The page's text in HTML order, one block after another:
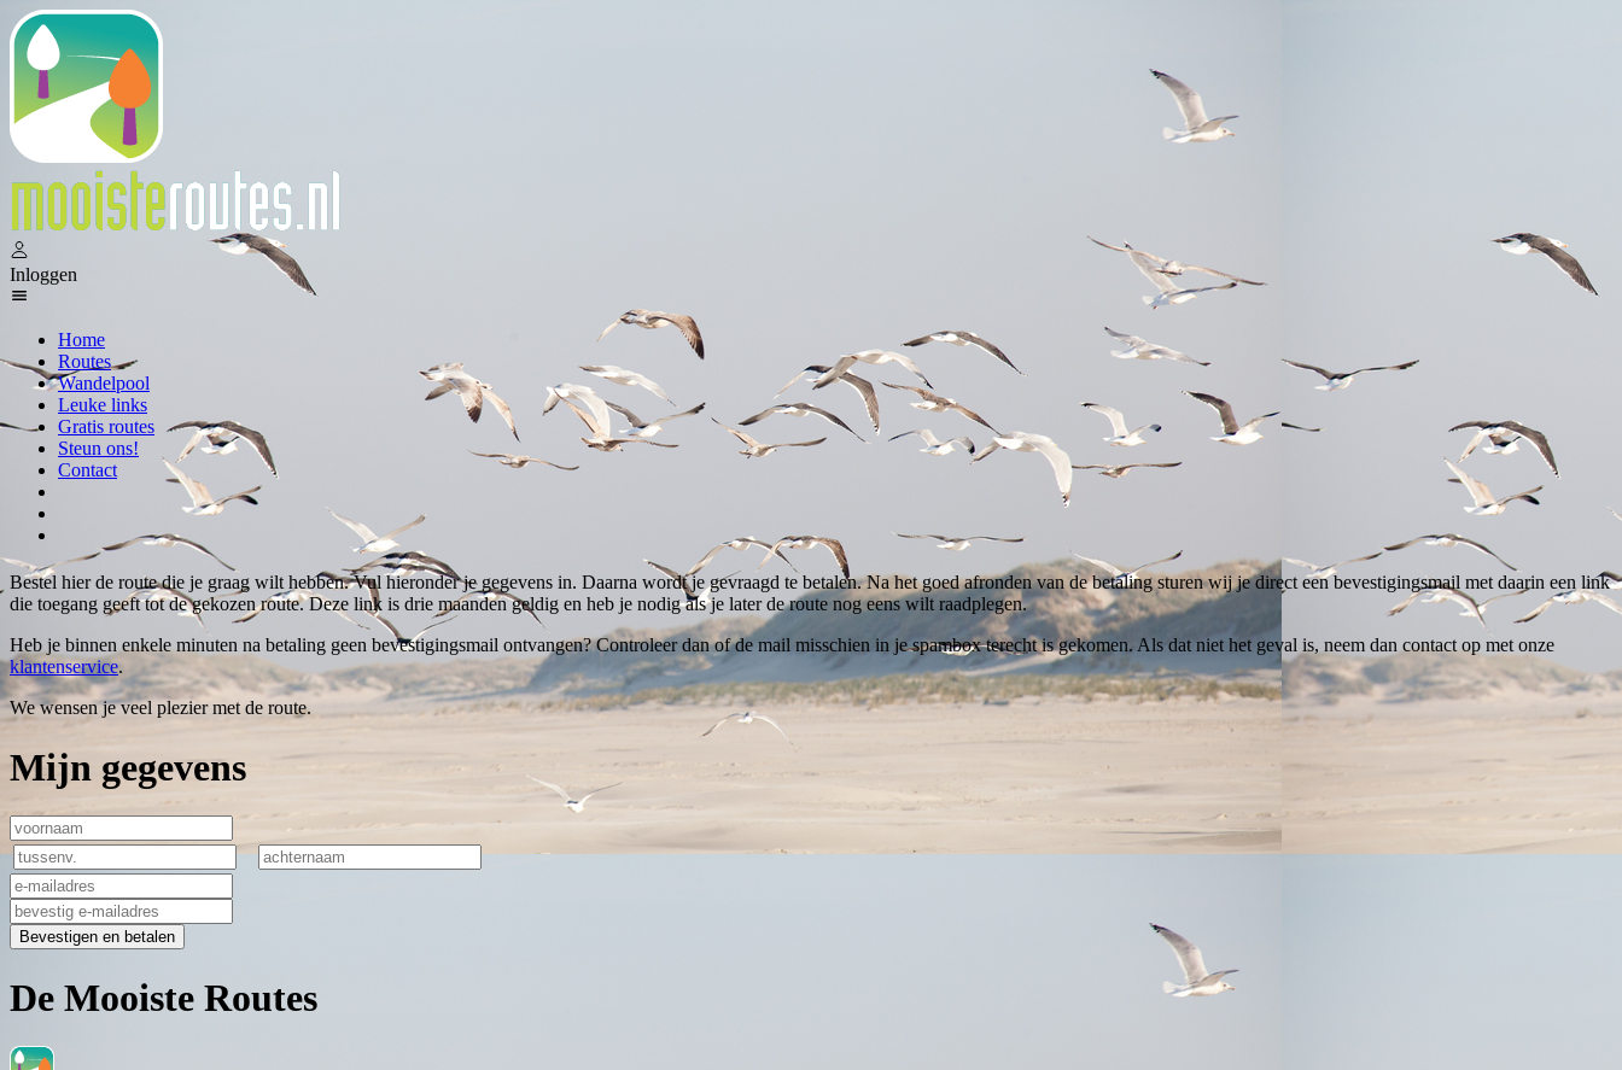
Inloggen
Home
Routes
Wandelpool
Leuke links
Gratis routes
Steun ons!
Contact
Bestel hier de route die je graag wilt hebben. Vul hieronder je gegevens in. Daarna wordt je gevraagd te betalen. Na het goed afronden van de betaling sturen wij je direct een bevestigingsmail met daarin een link
die toegang geeft tot de gekozen route. Deze link is drie maanden geldig en heb je nodig als je later de route nog eens wilt raadplegen.
Heb je binnen enkele minuten na betaling geen bevestigingsmail ontvangen? Controleer dan of de mail misschien in je spambox terecht is gekomen. Als dat niet het geval is, neem dan contact op met onze
klantenservice.
We wensen je veel plezier met de route.
Mijn gegevens
Bevestigen en betalen
De Mooiste Routes